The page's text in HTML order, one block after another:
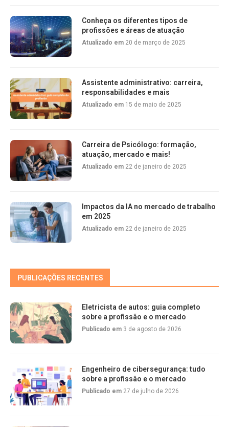
Conheça os diferentes tipos de
profissões e áreas de atuação
Atualizado em 20 de março de 2025
Assistente administrativo: carreira,
responsabilidades e mais
Atualizado em 15 de maio de 2025
Carreira de Psicólogo: formação,
atuação, mercado e mais!
Atualizado em 22 de janeiro de 2025
Impactos da IA no mercado de trabalho
em 2025
Atualizado em 22 de janeiro de 2025
PUBLICAÇÕES RECENTES
Eletricista de autos: guia completo
sobre a profissão e o mercado
Publicado em 3 de agosto de 2026
Engenheiro de cibersegurança: tudo
sobre a profissão e o mercado
Publicado em 27 de julho de 2026